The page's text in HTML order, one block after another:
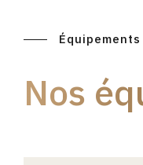
Équipements
Nos